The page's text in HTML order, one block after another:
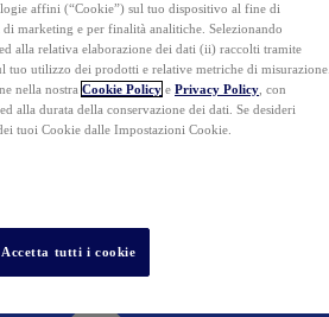
affini (“Cookie”) sul tuo dispositivo al fine di
marketing e per finalità analitiche. Selezionando
alla relativa elaborazione dei dati (ii) raccolti tramite
tuo utilizzo dei prodotti e relative metriche di misurazione.
nella nostra Cookie Policy e Privacy Policy , con
alla durata della conservazione dei dati. Se desideri
tuoi Cookie dalle Impostazioni Cookie.
Accetta tutti i cookie